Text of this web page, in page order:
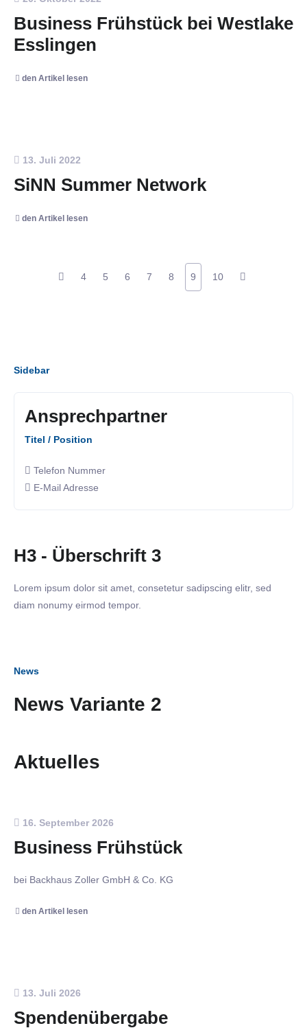
Business Frühstück bei Westlake
Esslingen
den Artikel lesen
13. Juli 2022
SiNN Summer Network
den Artikel lesen
4 5 6 7 8 9 10
Sidebar
Ansprechpartner
Titel / Position
Telefon Nummer
E-Mail Adresse
H3 - Überschrift 3
Lorem ipsum dolor sit amet, consetetur sadipscing elitr, sed
diam nonumy eirmod tempor.
News
News Variante 2
Aktuelles
16. September 2026
Business Frühstück
bei Backhaus Zoller GmbH & Co. KG
den Artikel lesen
13. Juli 2026
Spendenübergabe